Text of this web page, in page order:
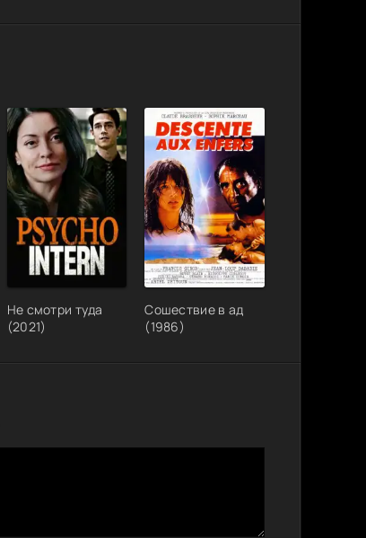
Не смотри туда
(2021)
Сошествие в ад
(1986)